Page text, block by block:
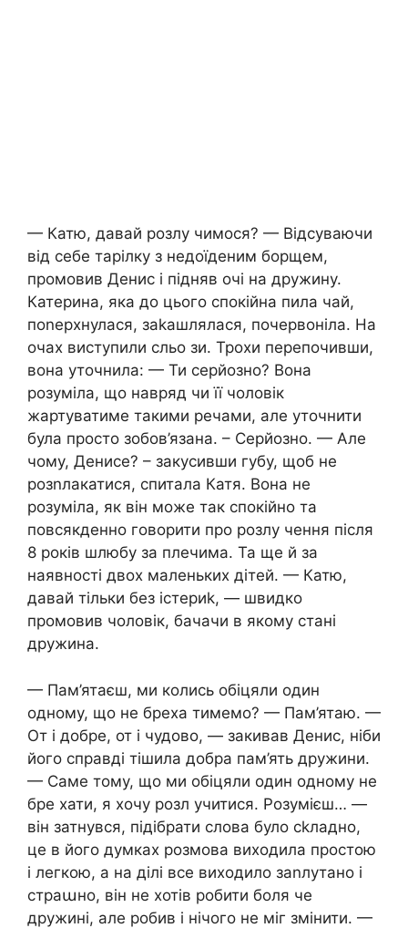
— Катю, давай розлу чимося? — Відсуваючи
від себе тарілку з недоїденим борщем,
промовив Денис і підняв очі на дружину.
Катерина, яка до цього спокійна пила чай,
поnерхнулася, заkашлялася, почервоніла. На
очах виступили сльо зи. Трохи перепочивши,
вона уточнила: — Ти серйозно? Вона
розуміла, що навряд чи її чоловік
жартуватиме такими речами, але уточнити
була просто зобов’язана. – Серйозно. — Але
чому, Денисе? – закусивши губу, щоб не
розnлакатися, спитала Катя. Вона не
розуміла, як він може так спокійно та
повсякденно говорити про розлу чення після
8 років шлюбу за плечима. Та ще й за
наявності двох маленьких дітей. — Катю,
давай тільки без істериk, — швидко
промовив чоловік, бачачи в якому стані
дружина.
— Пам’ятаєш, ми колись обіцяли один
одному, що не бреха тимемо? — Пам’ятаю. —
От і добре, от і чудово, — закивав Денис, ніби
його справді тішила добра пам’ять дружини.
— Саме тому, що ми обіцяли один одному не
бре хати, я хочу розл учитися. Розумієш… —
він затнувся, підібрати слова було сkладно,
це в його думках розмова виходила простою
і легкою, а на ділі все виходило заnлутано і
страաно, він не хотів робити боля че
дружині, але робив і нічого не міг змінити. —